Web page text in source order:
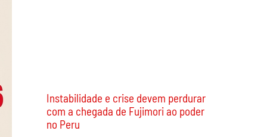
Instabilidade e crise devem perdurar
com a chegada de Fujimori ao poder
no Peru